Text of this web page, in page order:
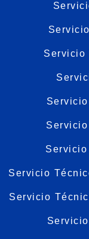
Servicio
Servicio
Servicio